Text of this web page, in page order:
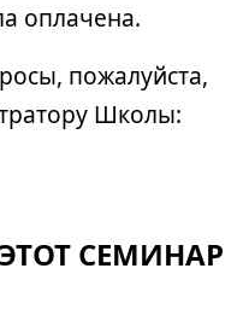
оплачена.
пожалуйста,
Школы:
СЕМИНАР